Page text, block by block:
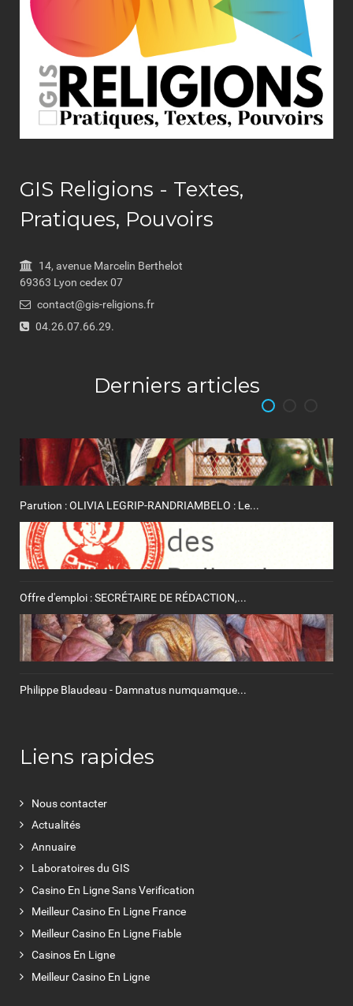
GIS Religions - Textes,
Pratiques, Pouvoirs
14, avenue Marcelin Berthelot
69363 Lyon cedex 07
contact@gis-religions.fr
04.26.07.66.29.
Derniers articles
Parution : OLIVIA LEGRIP-RANDRIAMBELO : Le...
Offre d'emploi : SECRÉTAIRE DE RÉDACTION,...
Philippe Blaudeau - Damnatus numquamque...
Liens rapides
Nous contacter
Actualités
Annuaire
Laboratoires du GIS
Casino En Ligne Sans Verification
Meilleur Casino En Ligne France
Meilleur Casino En Ligne Fiable
Casinos En Ligne
Meilleur Casino En Ligne